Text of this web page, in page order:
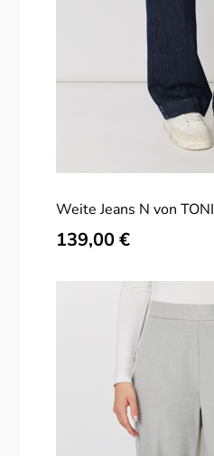
Weite Jeans N von TONI
Regulärer Preis:
139,00 €